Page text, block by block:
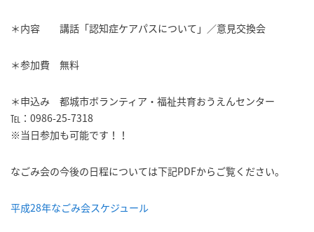
＊内容 講話「認知症ケアパスについて」／意見交換会
＊参加費 無料
＊申込み 都城市ボランティア・福祉共育おうえんセンター
℡：0986-25-7318
※当日参加も可能です！！
なごみ会の今後の日程については下記PDFからご覧ください。
平成28年なごみ会スケジュール